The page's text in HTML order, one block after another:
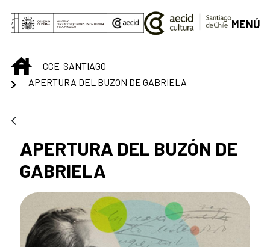
Saltar al contenido principal
MENÚ
INICIOCCE-SANTIAGO
APERTURA DEL BUZON DE GABRIELA
APERTURA DEL BUZÓN DE
GABRIELA